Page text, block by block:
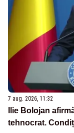
7 aug. 2026, 11:32
Ilie Bolojan
tehnocrat.